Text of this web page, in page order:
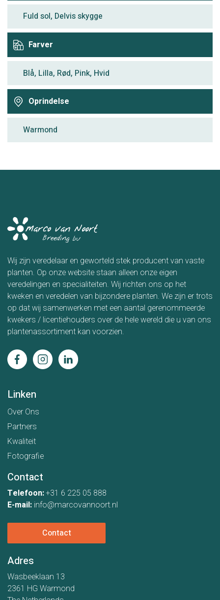
Fuld sol, Delvis skygge
Farver
Blå, Lilla, Rød, Pink, Hvid
Oprindelse
Warmond
Wij zijn veredelaar en geworteld stek producent van vaste
planten. Op onze website staan alleen onze eigen
veredelingen en specialiteiten. Wij richten ons op het
kweken en veredelen van bijzondere planten. We zijn er trots
op dat wij samenwerken met een aantal gerenommeerde
kwekers / licentiehouders over de hele wereld die u van ons
plantenassortiment kan voorzien.
Linken
Over Ons
Partners
Kwaliteit
Fotografie
Contact
Telefoon:+31 6 225 05 888
E-mail: info@marcovannoort.nl
Contact
Adres
Wasbeeklaan 13
2361 HG Warmond